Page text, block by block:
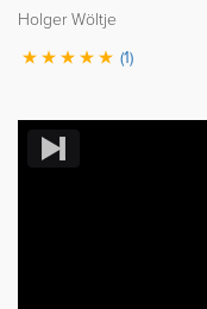
Holger Wöltje
(1)